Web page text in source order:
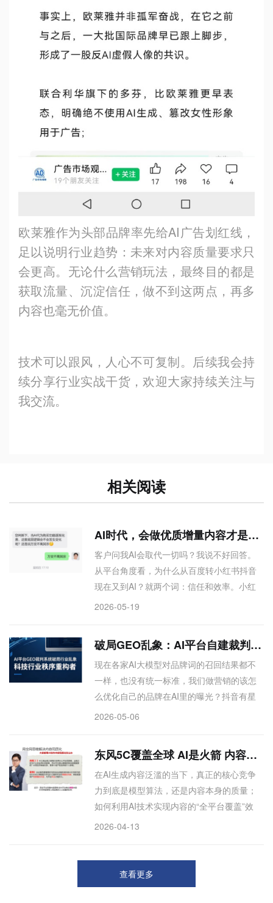
欧莱雅作为头部品牌率先给AI广告划红线，
足以说明行业趋势：未来对内容质量要求只
会更高。无论什么营销玩法，最终目的都是
获取流量、沉淀信任，做不到这两点，再多
内容也毫无价值。
技术可以跟风，人心不可复制。后续我会持
续分享行业实战干货，欢迎大家持续关注与
我交流。
相关阅读
AI时代，会做优质增量内容才是品牌长期底气
客户问我AI会取代一切吗？我说不好回答。
从平台角度看，为什么从百度转小红书抖音
现在又到AI？就两个词：信任和效率。小红
书也面临同样问题。技术变革总会抛弃不好
户，现在正吃AI红利
2026-05-19
破局GEO乱象：AI平台自建裁判体系，才是行业唯一出路
现在各家AI大模型对品牌词的召回结果都不
一样，也没有统一标准，我们做营销的该怎
么优化自己的品牌在AI里的曝光？抖音有星
图，小红书有蒲公英，那未来的AI搜索平台
问题均指向AI平台暗盒化、GEO无标准、商
家无法量化优化的核心痛点。文章提出平台
自建GEO裁判系统，通过商家自助开户、
Token收费诊断竞品差距，并引入专业优化
方，类似“星图+SEM”的AI版。文章为上述困
2026-05-06
东风5C覆盖全球 AI是火箭 内容是弹头
在AI生成内容泛滥的当下，真正的核心竞争
力到底是模型算法，还是内容本身的质量；
如何利用AI技术实现内容的“全平台覆盖”效
果？内容和AI各自扮演什么角色；为什么说
2026-04-13
查看更多